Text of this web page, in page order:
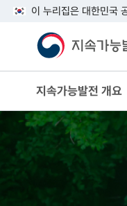
이 누리집은 대한민국
지속가능발전 개요